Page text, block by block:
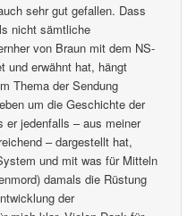
sehr gut gefallen. Dass
nicht sämtliche
von Braun mit dem NS-
und erwähnt hat, hängt
Thema der Sendung
um die Geschichte der
er jedenfalls – aus meiner
– dargestellt hat,
und mit was für Mitteln
damals die Rüstung
der